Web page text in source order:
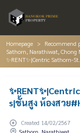
Homepage
Recommend
Sathorn, Narathiwat, Chong
✨RENT✨|Centric Sathorn-
s|ชั้นสูง ห้องสวย
Created 14/02/2567